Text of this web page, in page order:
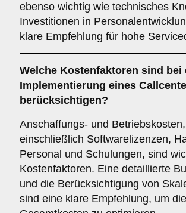
ebenso wichtig wie technisches
Investitionen in
klare Empfehlung für hohe
Welche Kostenfaktoren sind bei
Implementierung eines
berücksichtigen?
Anschaffungs- und Betriebskosten,
einschließlich Softwarelizenzen,
Personal und Schulungen, sind
Kostenfaktoren. Eine detaillierte
und die Berücksichtigung von
sind eine klare Empfehlung, um die